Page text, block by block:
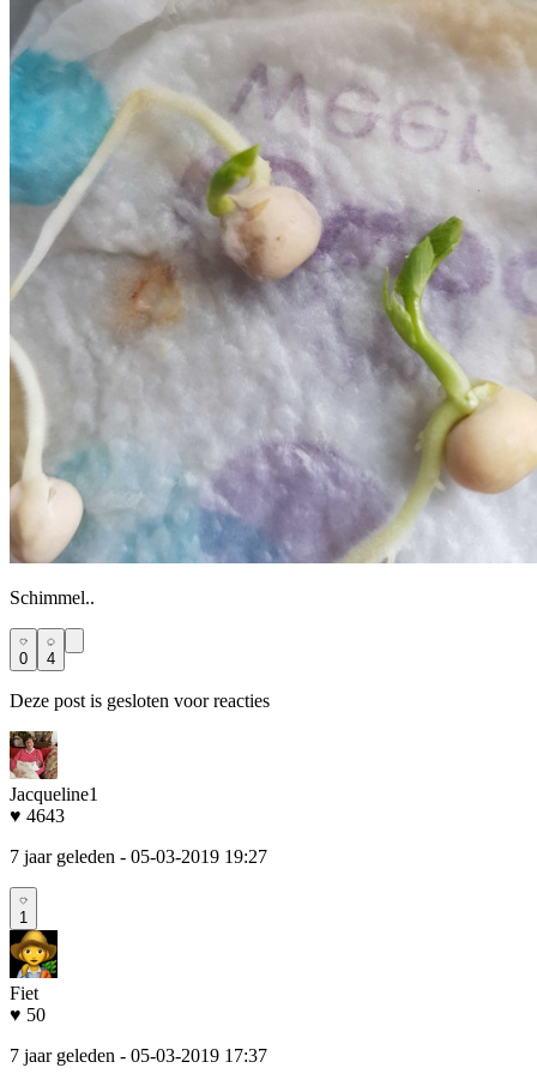
Schimmel..
0 4
Deze post is gesloten voor reacties
Jacqueline1
♥ 4643
7 jaar geleden - 05-03-2019 19:27
1
Fiet
♥ 50
7 jaar geleden - 05-03-2019 17:37